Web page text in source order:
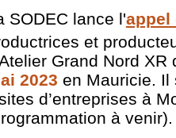
SODEC lance l'appel
et
Grand Nord
2023 en Mauricie. Il
d’entreprises à
à venir).